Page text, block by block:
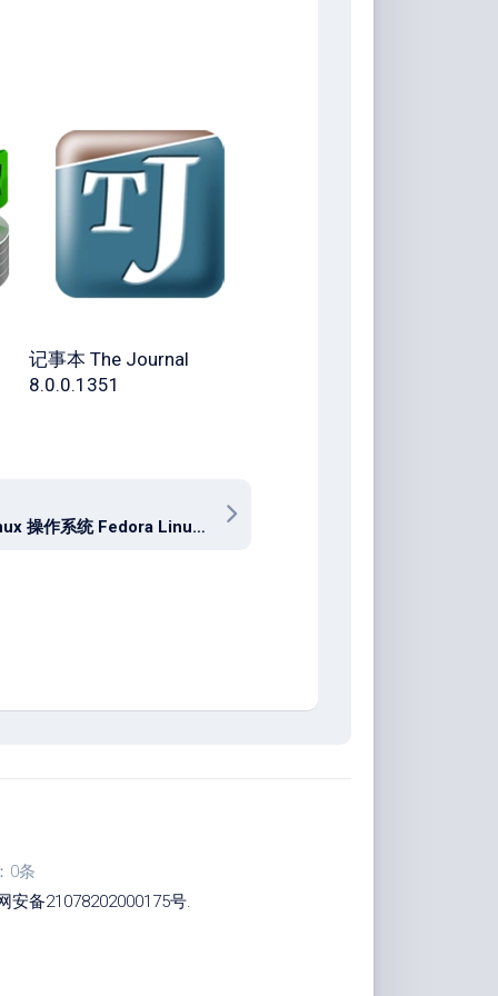
记事本 The Journal
8.0.0.1351
开源 Linux 操作系统 Fedora Linux 42.0 中文正式版
0条
安备21078202000175号.